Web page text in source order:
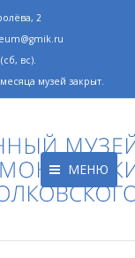
2
вс).
музей закрыт.
МЕНЮ